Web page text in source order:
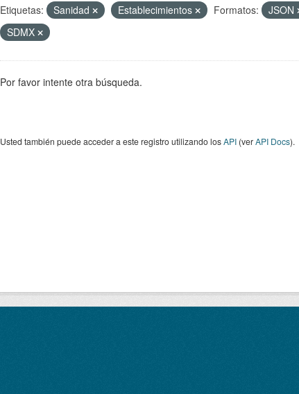
Etiquetas: Sanidad Establecimientos Formatos:
JSON
SDMX
Por favor intente otra búsqueda.
Usted también puede acceder a este registro utilizando losAPI(verAPI Docs).